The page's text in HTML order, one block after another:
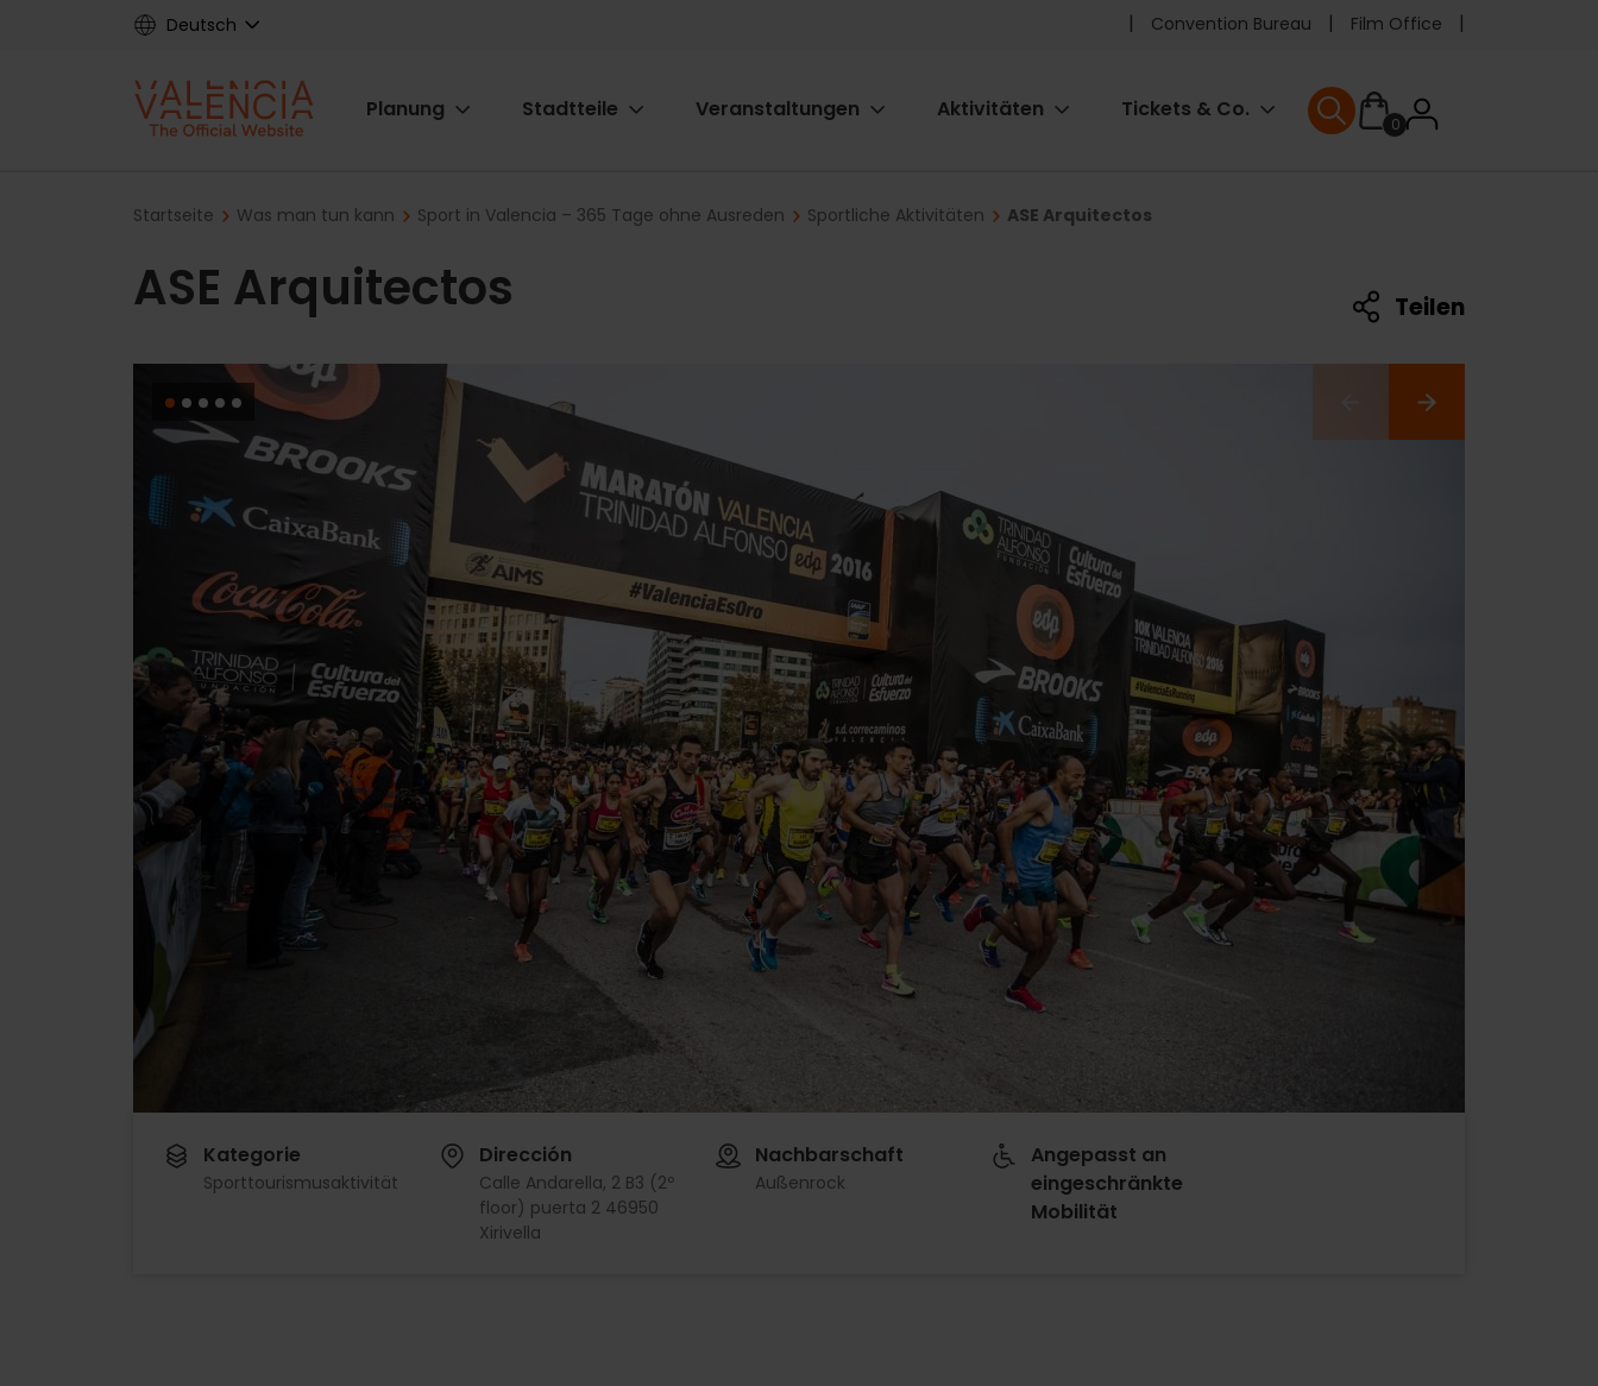
Deutsch
Pre
header
Convention Bureau Film Office
Main
Planung Stadtteile Veranstaltungen Aktivitäten Tickets & Co.
0User
User menu
Breadcrumb
Startseite Was man tun kann Sport in Valencia – 365 Tage ohne Ausreden Sportliche Aktivitäten ASE Arquitectos
ASE Arquitectos Teilen
Kategorie
Sporttourismusaktivität
Dirección
Calle Andarella, 2 B3 (2º
floor) puerta 2 46950
Xirivella
Nachbarschaft
Außenrock
Angepasst an
eingeschränkte
Mobilität